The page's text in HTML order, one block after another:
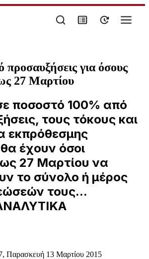
για όσους
27 Μαρτίου
ποσοστό 100% από
τους τόκους και
εκπρόθεσμης
έχουν όσοι
27 Μαρτίου να
το σύνολο ή μέρος
τους...
Παρασκευή 13 Μαρτίου 2015